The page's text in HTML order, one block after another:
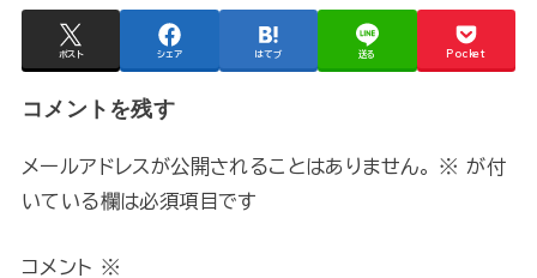
ポスト シェア はてブ 送る Pocket
コメントを残す
メールアドレスが公開されることはありません。 ※ が付
いている欄は必須項目です
コメント ※